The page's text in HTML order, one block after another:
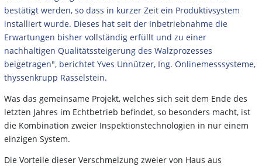
bestätigt werden, so dass in kurzer Zeit ein Produktivsystem
installiert wurde. Dieses hat seit der Inbetriebnahme die
Erwartungen bisher vollständig erfüllt und zu einer
nachhaltigen Qualitätssteigerung des Walzprozesses
beigetragen", berichtet Yves Unnützer, Ing. Onlinemesssysteme,
thyssenkrupp Rasselstein.
Was das gemeinsame Projekt, welches sich seit dem Ende des
letzten Jahres im Echtbetrieb befindet, so besonders macht, ist
die Kombination zweier Inspektionstechnologien in nur einem
einzigen System.
Die Vorteile dieser Verschmelzung zweier von Haus aus